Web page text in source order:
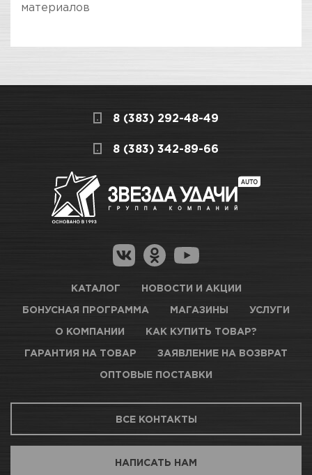
материалов
Вес / Размер / Объем 1400 мл
СКЛАДСКОЙ КОМПЛЕКС
Много
Новосибирск, Петухова, 27/3
КАРТА ПРОЕЗДА И КОНТАКТЫ
Новосибирск, Богдана Хмельницкого, 1/1
получение товара максимально комфортными,
поэтому подготовили для Вас самую
Как купить товар?
Гарантия на товар
Магазины для получения товара
Оптовые поставки
8 (383) 292-48-49
8 (383) 342-89-66
КАТАЛОГ НОВОСТИ И АКЦИИ
БОНУСНАЯ ПРОГРАММА МАГАЗИНЫ УСЛУГИ
О КОМПАНИИ КАК КУПИТЬ ТОВАР?
ГАРАНТИЯ НА ТОВАР ЗАЯВЛЕНИЕ НА ВОЗВРАТ
ОПТОВЫЕ ПОСТАВКИ
ВСЕ КОНТАКТЫ
НАПИСАТЬ НАМ